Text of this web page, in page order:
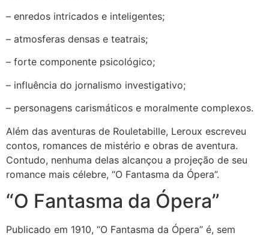
– enredos intricados e inteligentes;
– atmosferas densas e teatrais;
– forte componente psicológico;
– influência do jornalismo investigativo;
– personagens carismáticos e moralmente complexos.
Além das aventuras de Rouletabille, Leroux escreveu
contos, romances de mistério e obras de aventura.
Contudo, nenhuma delas alcançou a projeção de seu
romance mais célebre, “O Fantasma da Ópera”.
“O Fantasma da Ópera”
Publicado em 1910, “O Fantasma da Ópera” é, sem